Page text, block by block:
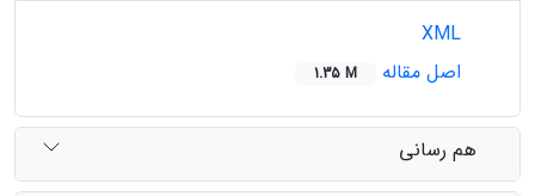
اصل مقاله
1.35 M
هم رسانی